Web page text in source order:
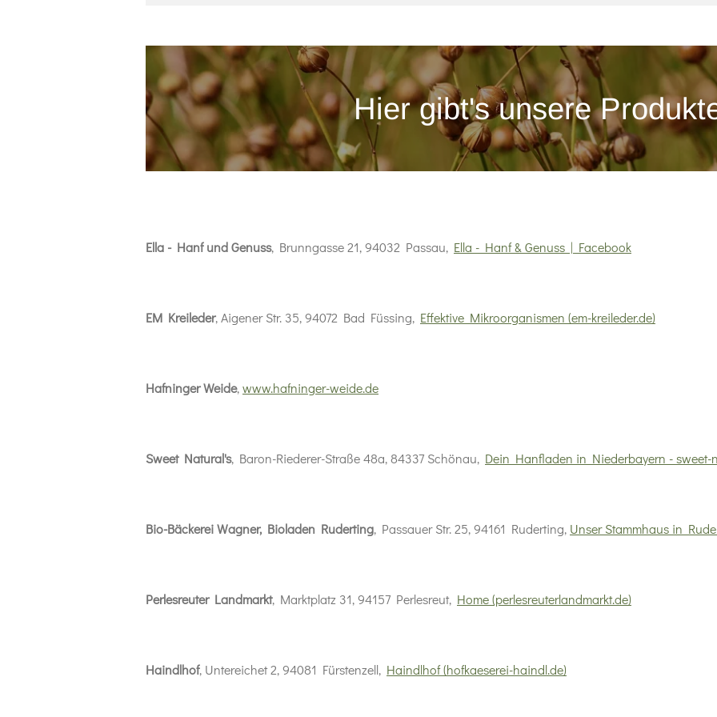
Hier gibt's unsere
Ella - Hanf und Genuss, Brunngasse 21, 94032 Passau, Ella - Hanf & Genuss | Facebook
EM Kreileder, Aigener Str. 35, 94072 Bad Füssing, Effektive Mikroorganismen (em-kreileder.de)
Hafninger Weide,www.hafninger-weide.de
Sweet Natural's, Baron-Riederer-Straße 48a, 84337 Schönau, Dein Hanfladen in Niederbayern - sweet-
Bio-Bäckerei Wagner, Bioladen Ruderting, Passauer Str. 25, 94161 Ruderting, Unser Stammhaus in
Perlesreuter Landmarkt, Marktplatz 31, 94157 Perlesreut, Home (perlesreuterlandmarkt.de)
Haindlhof, Untereichet 2, 94081 Fürstenzell, Haindlhof (hofkaeserei-haindl.de)